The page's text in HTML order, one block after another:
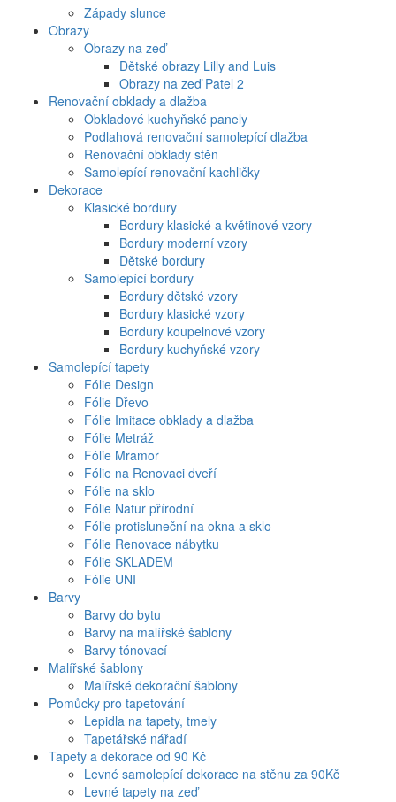
Západy slunce
Obrazy
Obrazy na zeď
Dětské obrazy Lilly and Luis
Obrazy na zeď Patel 2
Renovační obklady a dlažba
Obkladové kuchyňské panely
Podlahová renovační samolepící dlažba
Renovační obklady stěn
Samolepící renovační kachličky
Dekorace
Klasické bordury
Bordury klasické a květinové vzory
Bordury moderní vzory
Dětské bordury
Samolepící bordury
Bordury dětské vzory
Bordury klasické vzory
Bordury koupelnové vzory
Bordury kuchyňské vzory
Samolepící tapety
Fólie Design
Fólie Dřevo
Fólie Imitace obklady a dlažba
Fólie Metráž
Fólie Mramor
Fólie na Renovaci dveří
Fólie na sklo
Fólie Natur přírodní
Fólie protisluneční na okna a sklo
Fólie Renovace nábytku
Fólie SKLADEM
Fólie UNI
Barvy
Barvy do bytu
Barvy na malířské šablony
Barvy tónovací
Malířské šablony
Malířské dekorační šablony
Pomůcky pro tapetování
Lepidla na tapety, tmely
Tapetářské nářadí
Tapety a dekorace od 90 Kč
Levné samolepící dekorace na stěnu za 90Kč
Levné tapety na zeď